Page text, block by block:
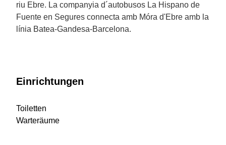
riu Ebre. La companyia d´autobusos La Hispano de
Fuente en Segures connecta amb Móra d'Ebre amb la
línia Batea-Gandesa-Barcelona.
Einrichtungen
Toiletten
Warteräume